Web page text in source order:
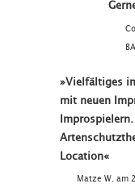
»Vielfältiges
mit neuen
Improspielern.
Location«
Matze W. am